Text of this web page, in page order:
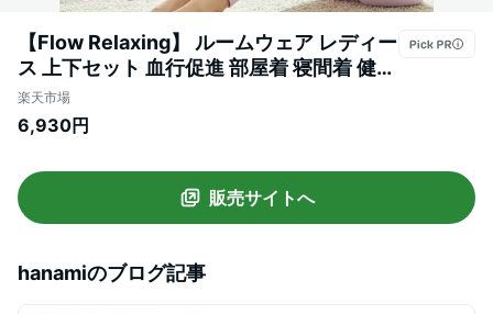
【Flow Relaxing】 ルームウェア レディー
ス 上下セット 血行促進 部屋着 寝間着 健康
長袖プルオーバー プレゼント ギフト 贈り
物 女性 無地 ワンポイント 長袖 10分丈 ミ
楽天市場
6,930円
販売サイトへ
hanamiのブログ記事